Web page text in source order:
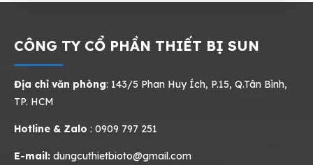
CÔNG TY CỔ PHẦN THIẾT BỊ SUN
Địa chỉ văn phòng: 143/5 Phan Huy Ích, P.15, Q.Tân Bình,
TP. HCM
Hotline & Zalo : 0909 797 251
E-mail: dungcuthietbioto@gmail.com